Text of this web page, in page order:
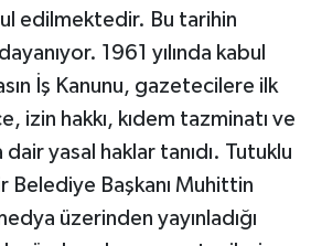
edilmektedir. Bu tarihin
1961 yılında kabul
İş Kanunu, gazetecilere ilk
izin hakkı, kıdem tazminatı ve
dair yasal haklar tanıdı. Tutuklu
Belediye Başkanı Muhittin
üzerinden yayınladığı